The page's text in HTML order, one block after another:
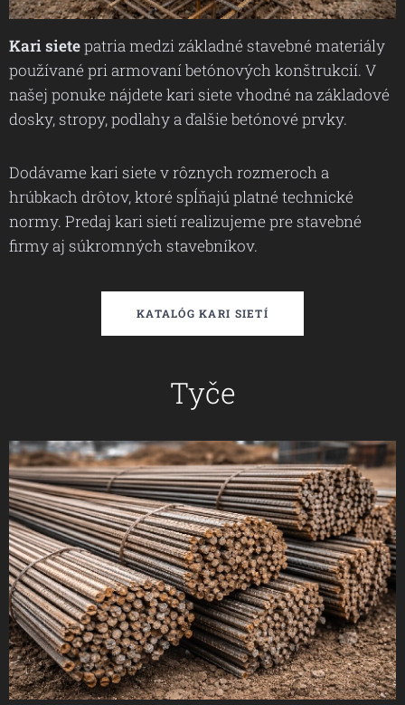
Kari sietepatria medzi základné stavebné materiály
používané pri armovaní betónových konštrukcií. V
našej ponuke nájdete kari siete vhodné na základové
dosky, stropy, podlahy a ďalšie betónové prvky.
Dodávame kari siete v rôznych rozmeroch a
hrúbkach drôtov, ktoré spĺňajú platné technické
normy. Predaj kari sietí realizujeme pre stavebné
firmy aj súkromných stavebníkov.
KATALÓG KARI SIETÍ
Tyče